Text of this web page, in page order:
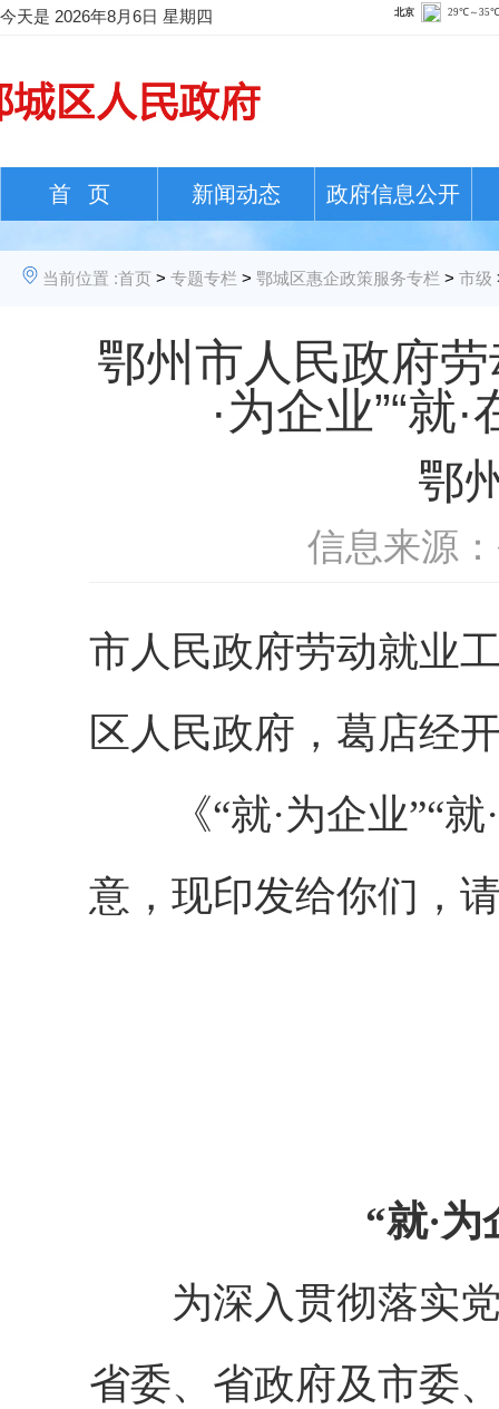
今天是 2026年8月6日 星期四
首 页 新闻动态 政府信息公开
当前位置 :首页 > 专题专栏 > 鄂城区惠企政策服务专栏 > 市级
鄂州市人民政府
·为企业”“就
鄂
信息来源
市人民政府劳动就业
区人民政府，葛店经
《“就·为企业”“就·
意，现印发给你们，
“就·为
为深入贯彻落实党
省委、省政府及市委